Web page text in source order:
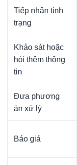
Tiếp nhận tình
trạng
Khảo sát hoặc
hỏi thêm thông
tin
Đưa phương
án xử lý
Báo giá